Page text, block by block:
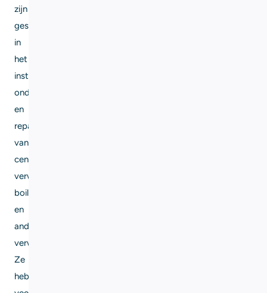
zijn
gespecialiseerd
in
het
installeren,
onderhouden
en
repareren
van
centrale
verwarmingssystemen,
boilers
en
andere
verwarmingsapparatuur.
Ze
hebben